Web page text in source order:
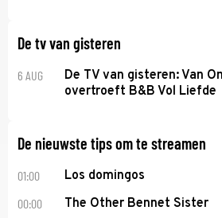
De tv van gisteren
6 AUG
De TV van gisteren: Van
overtroeft B&B Vol Liefde
De nieuwste tips om te streamen
01:00 Los domingos
00:00 The Other Bennet Sister